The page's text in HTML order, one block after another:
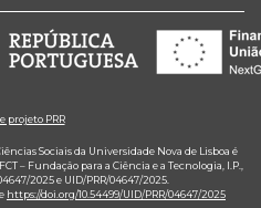
projeto PRR
Sociais da Universidade Nova de Lisboa é
– Fundação para a Ciência e a Tecnologia, I.P.,
2025 e UID/PRR/04647/2025.
e https://doi.org/10.54499/UID/PRR/04647/2025